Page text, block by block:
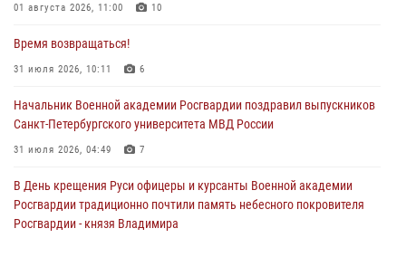
01 августа 2026, 11:00 10
Время возвращаться!
31 июля 2026, 10:11 6
Начальник Военной академии Росгвардии поздравил выпускников
Санкт-Петербургского университета МВД России
31 июля 2026, 04:49 7
В День крещения Руси офицеры и курсанты Военной академии
Росгвардии традиционно почтили память небесного покровителя
Росгвардии - князя Владимира